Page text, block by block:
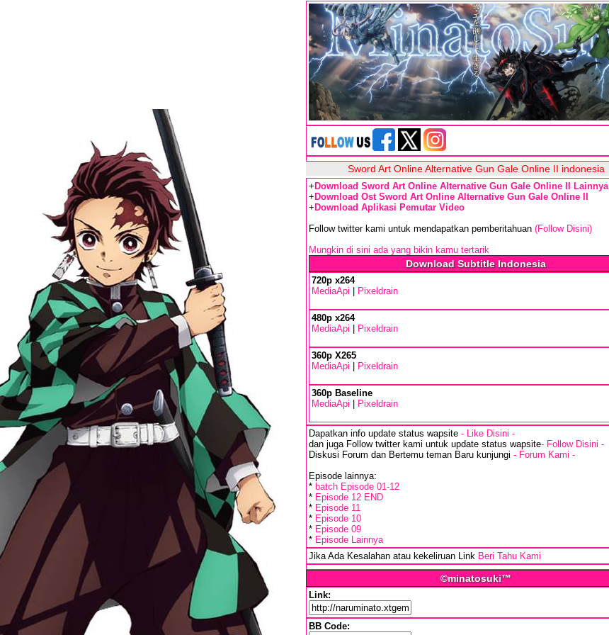
Sword Art Online Alternative Gun Gale Online II indonesia
+ Download Sword Art Online Alternative Gun Gale Online II Lainnya
+ Download Ost Sword Art Online Alternative Gun Gale Online II
+ Download Aplikasi Pemutar Video
Follow twitter kami untuk mendapatkan pemberitahuan (Follow Disini)
Mungkin di sini ada yang bikin kamu tertarik
Download Subtitle Indonesia
720p x264
MediaApi
Pixeldrain
480p x264
MediaApi
Pixeldrain
360p X265
MediaApi
Pixeldrain
360p Baseline
MediaApi
Pixeldrain
Dapatkan info update status wapsite - Like Disini -
dan juga Follow twitter kami untuk update status wapsite- Follow Disini -
Diskusi Forum dan Bertemu teman Baru kunjungi - Forum Kami -
Episode lainnya:
* batch Episode 01-12
* Episode 12 END
* Episode 11
* Episode 10
* Episode 09
* Episode Lainnya
Jika Ada Kesalahan atau kekeliruan Link Beri Tahu Kami
©minatosuki™
Link:
BB Code: